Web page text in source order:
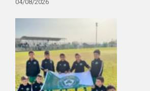
04/08/2026